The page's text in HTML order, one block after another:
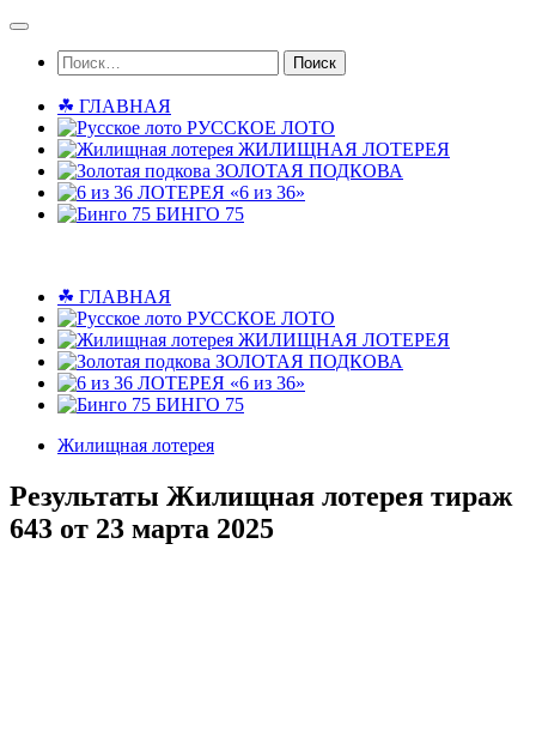
Skip
content Найти:
☘ ГЛАВНАЯ
РУССКОЕ ЛОТО
ЖИЛИЩНАЯ ЛОТЕРЕЯ
ЗОЛОТАЯ ПОДКОВА
ЛОТЕРЕЯ «6 из 36»
БИНГО 75
☘ ГЛАВНАЯ
РУССКОЕ ЛОТО
ЖИЛИЩНАЯ ЛОТЕРЕЯ
ЗОЛОТАЯ ПОДКОВА
ЛОТЕРЕЯ «6 из 36»
БИНГО 75
Жилищная лотерея
Результаты Жилищная лотерея тираж
643 от 23 марта 2025